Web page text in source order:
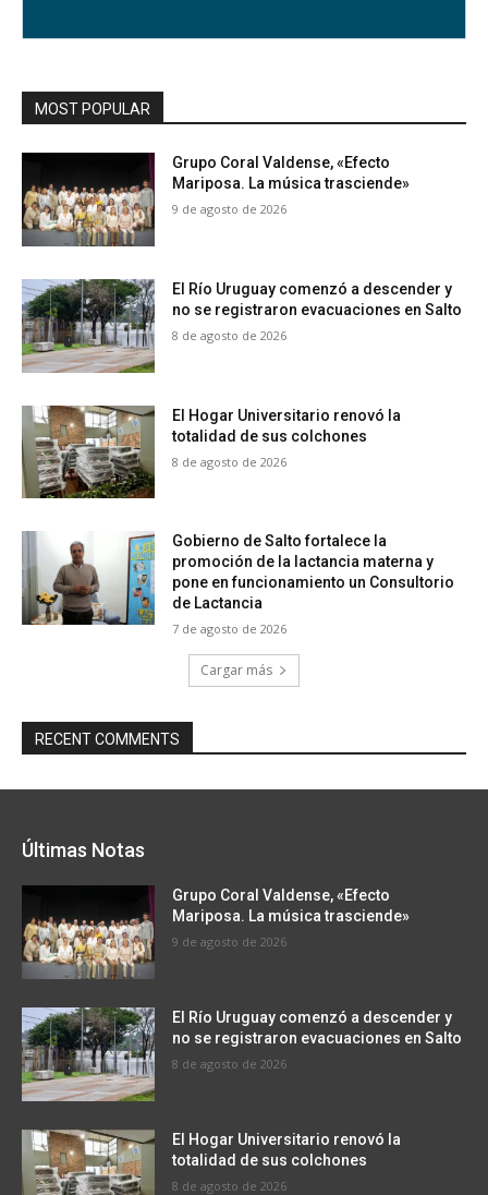
MOST POPULAR
Grupo Coral Valdense, «Efecto
Mariposa. La música trasciende»
9 de agosto de 2026
El Río Uruguay comenzó a descender y
no se registraron evacuaciones en Salto
8 de agosto de 2026
El Hogar Universitario renovó la
totalidad de sus colchones
8 de agosto de 2026
Gobierno de Salto fortalece la
promoción de la lactancia materna y
pone en funcionamiento un Consultorio
de Lactancia
7 de agosto de 2026
Cargar más
RECENT COMMENTS
Últimas Notas
Grupo Coral Valdense, «Efecto
Mariposa. La música trasciende»
9 de agosto de 2026
El Río Uruguay comenzó a descender y
no se registraron evacuaciones en Salto
8 de agosto de 2026
El Hogar Universitario renovó la
totalidad de sus colchones
8 de agosto de 2026